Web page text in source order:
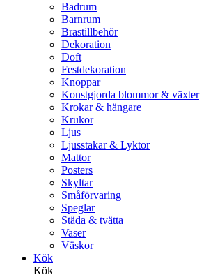
Badrum
Barnrum
Brastillbehör
Dekoration
Doft
Festdekoration
Knoppar
Konstgjorda blommor & växter
Krokar & hängare
Krukor
Ljus
Ljusstakar & Lyktor
Mattor
Posters
Skyltar
Småförvaring
Speglar
Städa & tvätta
Vaser
Väskor
Kök
Kök